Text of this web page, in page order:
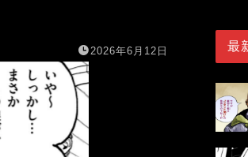
2026年6月12日 最